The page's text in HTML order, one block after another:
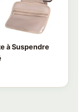
à Suspendre